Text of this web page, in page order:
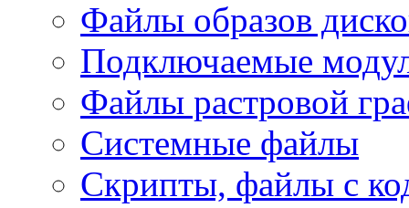
Файлы образов
Подключаемые
Файлы растровой
Системные файлы
Скрипты, файлы с